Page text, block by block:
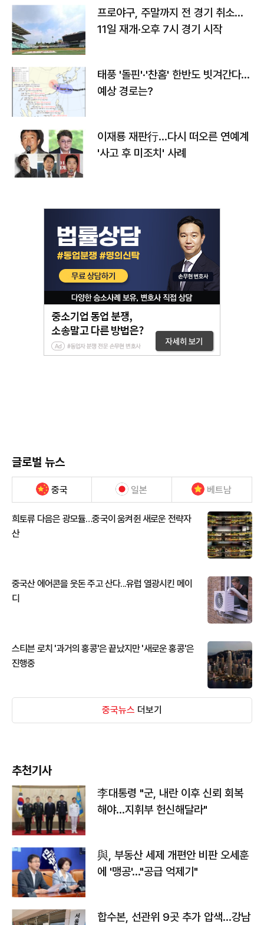
프로야구, 주말까지 전 경기 취소…
11일 재개·오후 7시 경기 시작
태풍 '돌핀'·'찬홈' 한반도 빗겨간다…
예상 경로는?
이재룡 재판行…다시 떠오른 연예계
'사고 후 미조치' 사례
글로벌 뉴스
중국 일본 베트남
희토류 다음은 광모듈…중국이 움켜쥔 새로운 전략자
산
중국산 에어콘을 웃돈 주고 산다...유럽 열광시킨 메이
디
스티븐 로치 '과거의 홍콩'은 끝났지만 '새로운 홍콩'은
진행중
중국뉴스 더보기
추천기사
李대통령 "군, 내란 이후 신뢰 회복
해야…지휘부 헌신해달라"
與, 부동산 세제 개편안 비판 오세훈
에 '맹공'…"공급 억제기"
합수본, 선관위 9곳 추가 압색…강남